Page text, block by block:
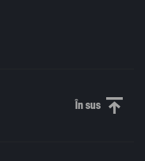
În susDerulați